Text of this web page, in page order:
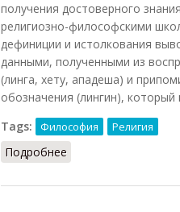
получения достоверного
религиозно-философскими
дефиниции и истолкования
данными, полученными из
(линга, хету, ападеша) и
обозначения (лингин), который
Tags:
Философия Религия
Подробнее